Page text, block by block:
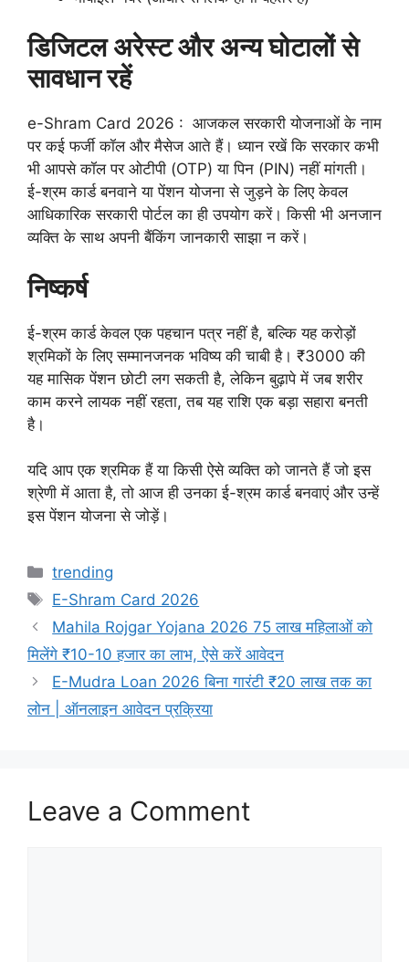
डिजिटल अरेस्ट और अन्य घोटालों से
सावधान रहें
e-Shram Card 2026 : आजकल सरकारी योजनाओं के नाम
पर कई फर्जी कॉल और मैसेज आते हैं। ध्यान रखें कि सरकार कभी
भी आपसे कॉल पर ओटीपी (OTP) या पिन (PIN) नहीं मांगती।
ई-श्रम कार्ड बनवाने या पेंशन योजना से जुड़ने के लिए केवल
आधिकारिक सरकारी पोर्टल का ही उपयोग करें। किसी भी अनजान
व्यक्ति के साथ अपनी बैंकिंग जानकारी साझा न करें।
निष्कर्ष
ई-श्रम कार्ड केवल एक पहचान पत्र नहीं है, बल्कि यह करोड़ों
श्रमिकों के लिए सम्मानजनक भविष्य की चाबी है। ₹3000 की
यह मासिक पेंशन छोटी लग सकती है, लेकिन बुढ़ापे में जब शरीर
काम करने लायक नहीं रहता, तब यह राशि एक बड़ा सहारा बनती
है।
यदि आप एक श्रमिक हैं या किसी ऐसे व्यक्ति को जानते हैं जो इस
श्रेणी में आता है, तो आज ही उनका ई-श्रम कार्ड बनवाएं और उन्हें
इस पेंशन योजना से जोड़ें।
Categories
trending
Tags
E-Shram Card 2026
Mahila Rojgar Yojana 2026 75 लाख महिलाओं को
मिलेंगे ₹10-10 हजार का लाभ, ऐसे करें आवेदन
E-Mudra Loan 2026 बिना गारंटी ₹20 लाख तक का
लोन | ऑनलाइन आवेदन प्रक्रिया
Leave a Comment